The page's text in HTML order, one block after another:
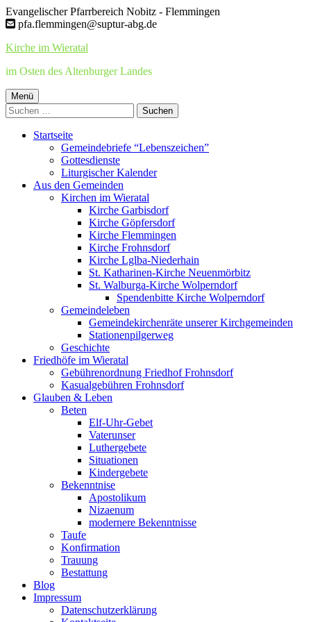
Springe
zum
Evangelischer Pfarrbereich Nobitz - Flemmingen
pfa.flemmingen@suptur-abg.de
Kirche im Wieratal
im Osten des Altenburger Landes
Primäres
Menü
Menü
Suchen
nach:
Startseite
Gemeindebriefe “Lebenszeichen”
Gottesdienste
Liturgischer Kalender
Aus den Gemeinden
Kirchen im Wieratal
Kirche Garbisdorf
Kirche Göpfersdorf
Kirche Flemmingen
Kirche Frohnsdorf
Kirche Lglba-Niederhain
St. Katharinen-Kirche Neuenmörbitz
St. Walburga-Kirche Wolperndorf
Spendenbitte Kirche Wolperndorf
Gemeindeleben
Gemeindekirchenräte unserer Kirchgemeinden
Stationenpilgerweg
Geschichte
Friedhöfe im Wieratal
Gebührenordnung Friedhof Frohnsdorf
Kasualgebühren Frohnsdorf
Glauben & Leben
Beten
Elf-Uhr-Gebet
Vaterunser
Luthergebete
Situationen
Kindergebete
Bekenntnise
Apostolikum
Nizaenum
modernere Bekenntnisse
Taufe
Konfirmation
Trauung
Bestattung
Blog
Impressum
Datenschutzerklärung